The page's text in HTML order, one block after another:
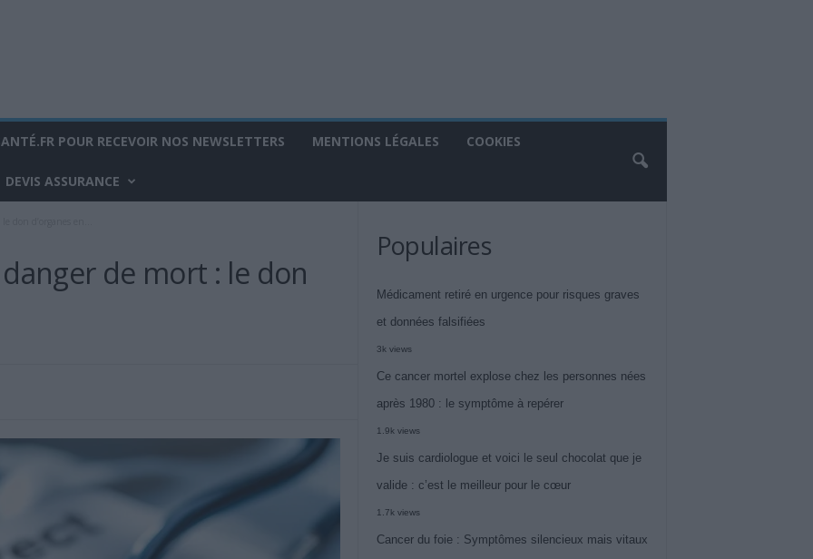
POUR RECEVOIR NOS NEWSLETTERS MENTIONS LÉGALES COOKIES
DEVIS ASSURANCE
de mort : le don
Populaires
Médicament retiré en urgence pour risques graves
et données falsifiées
3k views
Ce cancer mortel explose chez les personnes nées
après 1980 : le symptôme à repérer
1.9k views
Je suis cardiologue et voici le seul chocolat que je
valide : c’est le meilleur pour le cœur
1.7k views
Cancer du foie : Symptômes silencieux mais vitaux